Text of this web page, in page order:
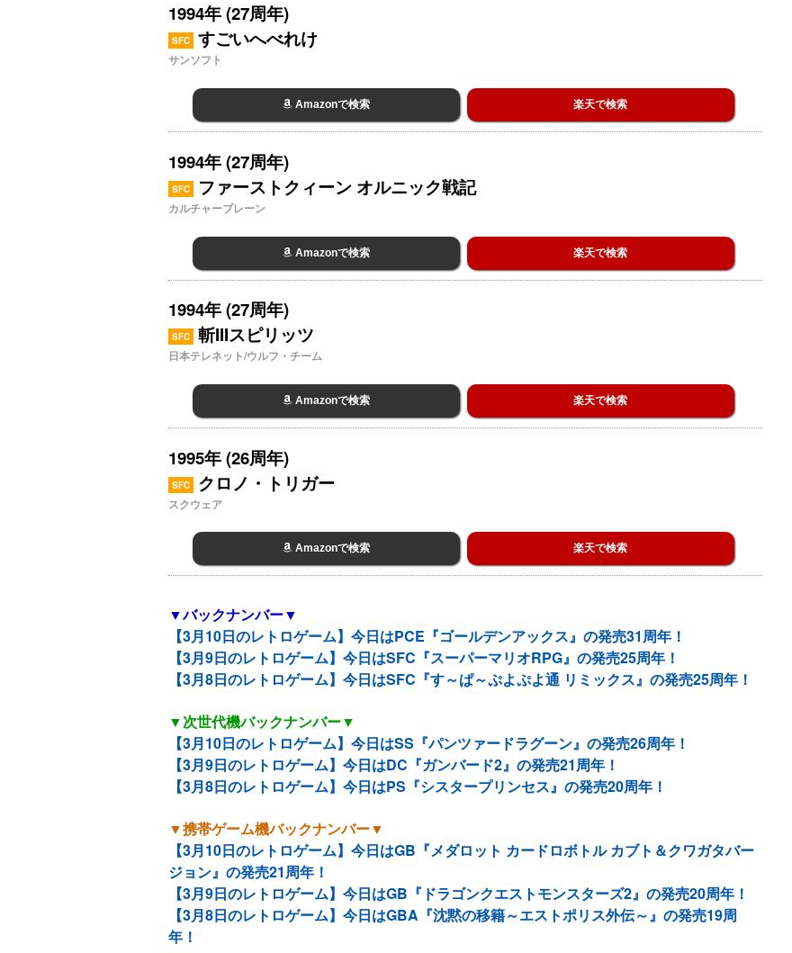
1994年 (27周年)
SFC すごいへべれけ
サンソフト
Amazonで検索 楽天で検索
1994年 (27周年)
SFC ファーストクィーン オルニック戦記
カルチャーブレーン
Amazonで検索 楽天で検索
1994年 (27周年)
SFC 斬IIIスピリッツ
日本テレネット/ウルフ・チーム
Amazonで検索 楽天で検索
1995年 (26周年)
SFC クロノ・トリガー
スクウェア
Amazonで検索 楽天で検索
▼バックナンバー▼
【3月10日のレトロゲーム】今日はPCE『ゴールデンアックス』の発売31周年！
【3月9日のレトロゲーム】今日はSFC『スーパーマリオRPG』の発売25周年！
【3月8日のレトロゲーム】今日はSFC『す～ぱ～ぷよぷよ通 リミックス』の発売25周年！
▼次世代機バックナンバー▼
【3月10日のレトロゲーム】今日はSS『パンツァードラグーン』の発売26周年！
【3月9日のレトロゲーム】今日はDC『ガンバード2』の発売21周年！
【3月8日のレトロゲーム】今日はPS『シスタープリンセス』の発売20周年！
▼携帯ゲーム機バックナンバー▼
【3月10日のレトロゲーム】今日はGB『メダロット カードロボトル カブト＆クワガタバー
ジョン』の発売21周年！
【3月9日のレトロゲーム】今日はGB『ドラゴンクエストモンスターズ2』の発売20周年！
【3月8日のレトロゲーム】今日はGBA『沈黙の移籍～エストポリス外伝～』の発売19周
年！